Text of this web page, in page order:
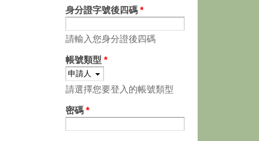
身分證字號後四碼 *
請輸入您身分證後四碼
帳號類型 *
請選擇您要登入的帳號類型
密碼 *